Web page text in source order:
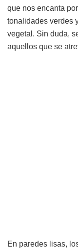
que nos encanta
tonalidades verdes
vegetal. Sin duda,
aquellos que se
En paredes lisas,